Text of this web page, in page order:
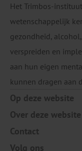
Het Trimbos-
wetenschappelijk
gezondheid,
verspreiden en
aan hun eigen
kunnen dragen aan
Op deze website
Over deze website
Contact
Volg ons